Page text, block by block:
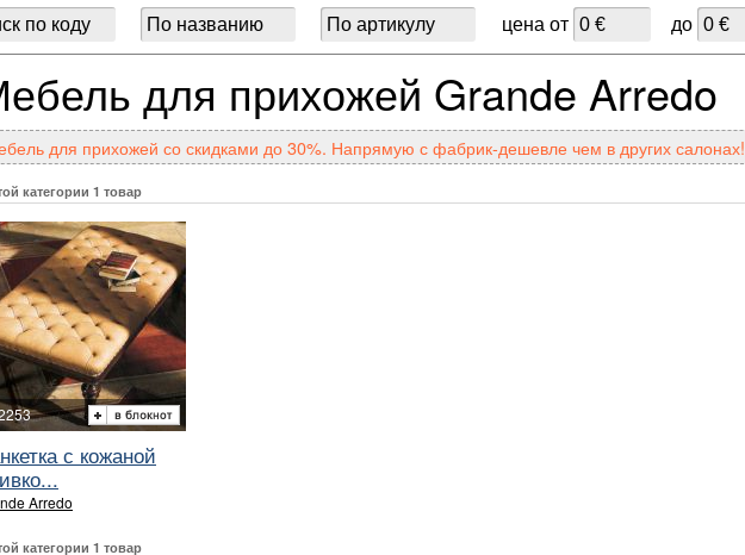
цена от до
для прихожей Grande Arredo
для прихожей со скидками до 30%. Напрямую с фабрик-дешевле чем в других салонах!
категории 1 товар
с кожаной
Arredo
категории 1 товар